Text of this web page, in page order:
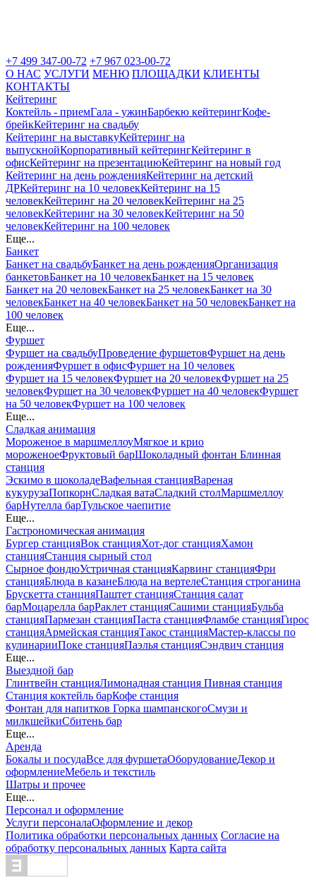
+7 499 347-00-72 +7 967 023-00-72
О НАС УСЛУГИ МЕНЮ ПЛОЩАДКИ КЛИЕНТЫ
КОНТАКТЫ
Кейтеринг
Коктейль - приемГала - ужинБарбекю кейтерингКофе-
брейкКейтеринг на свадьбу
Кейтеринг на выставкуКейтеринг на
выпускнойКорпоративный кейтерингКейтеринг в
офисКейтеринг на презентациюКейтеринг на новый год
Кейтеринг на день рожденияКейтеринг на детский
ДРКейтеринг на 10 человекКейтеринг на 15
человекКейтеринг на 20 человекКейтеринг на 25
человекКейтеринг на 30 человекКейтеринг на 50
человекКейтеринг на 100 человек
Еще...
Банкет
Банкет на свадьбуБанкет на день рожденияОрганизация
банкетовБанкет на 10 человекБанкет на 15 человек
Банкет на 20 человекБанкет на 25 человекБанкет на 30
человекБанкет на 40 человекБанкет на 50 человекБанкет на
100 человек
Еще...
Фуршет
Фуршет на свадьбуПроведение фуршетовФуршет на день
рожденияФуршет в офисФуршет на 10 человек
Фуршет на 15 человекФуршет на 20 человекФуршет на 25
человекФуршет на 30 человекФуршет на 40 человекФуршет
на 50 человекФуршет на 100 человек
Еще...
Сладкая анимация
Мороженое в маршмеллоуМягкое и крио
мороженоеФруктовый барШоколадный фонтан Блинная
станция
Эскимо в шоколадеВафельная станцияВареная
кукурузаПопкорнСладкая ватаСладкий столМаршмеллоу
барНутелла барТульское чаепитие
Еще...
Гастрономическая анимация
Бургер станцияВок станцияХот-дог станцияХамон
станцияСтанция сырный стол
Сырное фондюУстричная станцияКарвинг станцияФри
станцияБлюда в казанеБлюда на вертелеСтанция строганина
Брускетта станцияПаштет станцияСтанция салат
барМоцарелла барРаклет станцияСашими станцияБульба
станцияПармезан станцияПаста станцияФламбе станцияГирос
станцияАрмейская станцияТакос станцияМастер-классы по
кулинарииПоке станцияПаэлья станцияСэндвич станция
Еще...
Выездной бар
Глинтвейн станцияЛимонадная станция Пивная станция
Станция коктейль барКофе станция
Фонтан для напитков Горка шампанскогоСмузи и
милкшейкиСбитень бар
Еще...
Аренда
Бокалы и посудаВсе для фуршетаОборудованиеДекор и
оформлениеМебель и текстиль
Шатры и прочее
Еще...
Персонал и оформление
Услуги персоналаОформление и декор
Политика обработки персональных данных Согласие на
обработку персональных данных Карта сайта